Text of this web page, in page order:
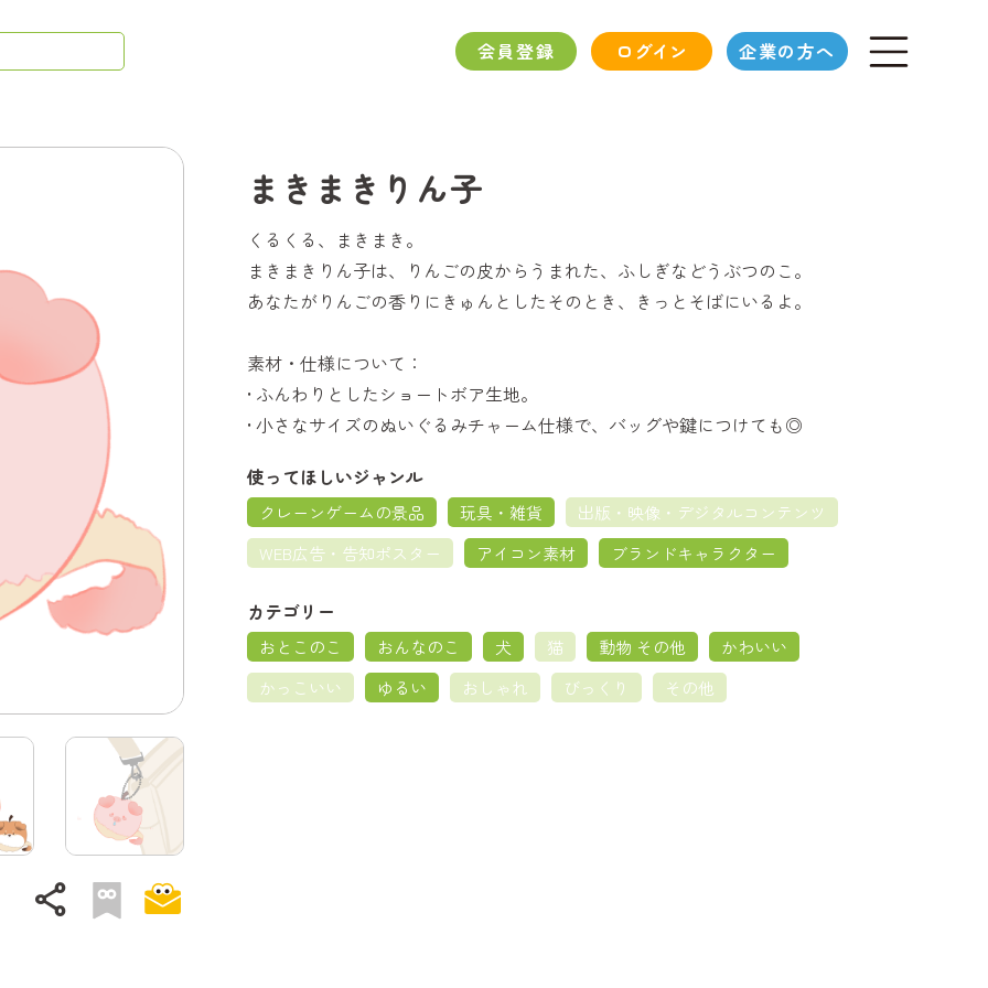
会員登録 ログイン 企業の方へ
share
まきまきりん子
くるくる、まきまき。
まきまきりん子は、りんごの皮からうまれた、ふしぎなどうぶつのこ。
あなたがりんごの香りにきゅんとしたそのとき、きっとそばにいるよ。
素材・仕様について：
• ふんわりとしたショートボア生地。
• 小さなサイズのぬいぐるみチャーム仕様で、バッグや鍵につけても◎
使ってほしいジャンル
クレーンゲームの景品 玩具・雑貨
出版・映像・デジタルコンテンツ
WEB広告・告知ポスター
アイコン素材 ブランドキャラクター
カテゴリー
おとこのこ おんなのこ 犬 猫 動物 その他
かわいい
かっこいい
ゆるい おしゃれ びっくり その他